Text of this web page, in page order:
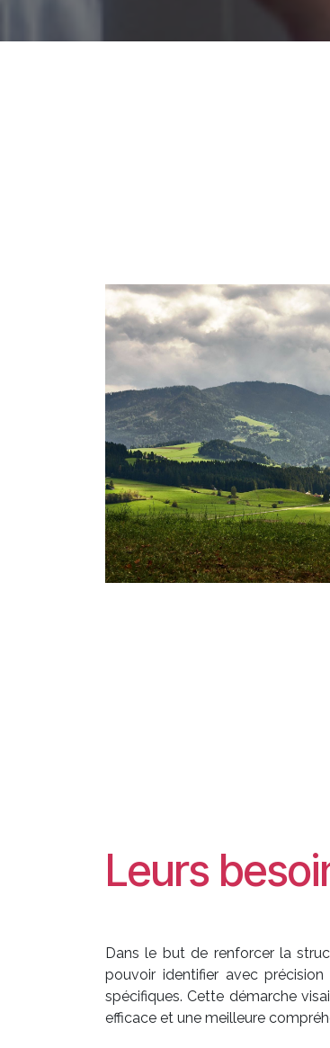
Leurs
Dans le but de renforcer la
pouvoir identifier avec
spécifiques. Cette démarche
efficace et une meilleure